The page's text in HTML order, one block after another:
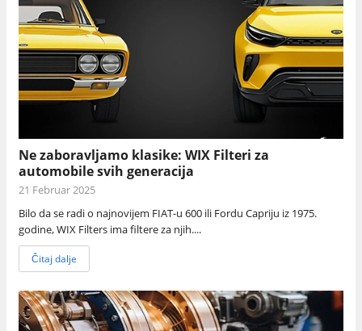
Ne zaboravljamo klasike: WIX Filteri za
automobile svih generacija
21 Februar 2025
Bilo da se radi o najnovijem FIAT-u 600 ili Fordu Capriju iz 1975.
godine, WIX Filters ima filtere za njih....
Čitaj dalje